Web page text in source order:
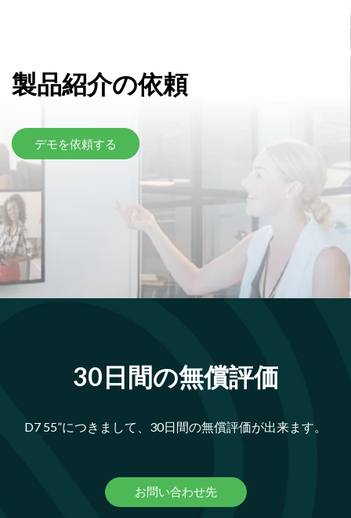
製品紹介の依頼
デモを依頼する
30日間の無償評価
D7 55”につきまして、30日間の無償評価が出来ます。
お問い合わせ先